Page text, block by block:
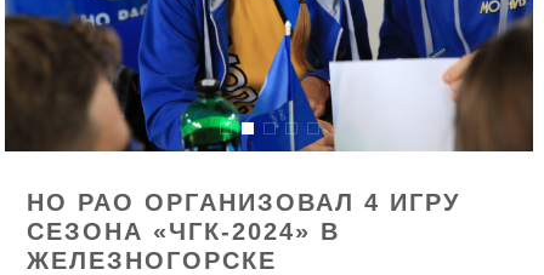
НО РАО ОРГАНИЗОВАЛ 4 ИГРУ
СЕЗОНА «ЧГК-2024» В
ЖЕЛЕЗНОГОРСКЕ